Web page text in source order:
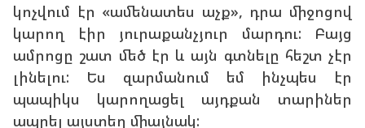
կոչվում էր «ամենատես աչք», դրա միջոցով
կարող էիր յուրաքանչյուր մարդու: Բայց
ամրոցը շատ մեծ էր և այն գտնելը հեշտ չէր
լինելու: Ես զարմանում եմ ինչպես էր
պապիկս կարողացել այդքան տարիներ
ապրել այստեղ միայնակ: